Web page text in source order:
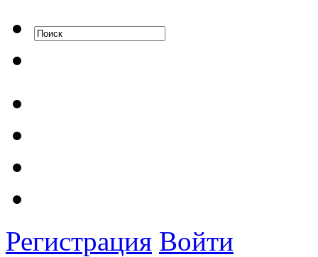
Регистрация Войти